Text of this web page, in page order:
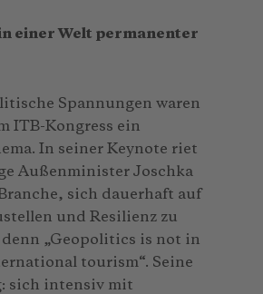
einer Welt permanenter
Spannungen waren
ITB-Kongress ein
In seiner Keynote riet
Außenminister Joschka
sich dauerhaft auf
und Resilienz zu
„Geopolitics is not in
tourism“. Seine
sich intensiv mit